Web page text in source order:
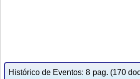
Histórico de Eventos: 8 pag. (170